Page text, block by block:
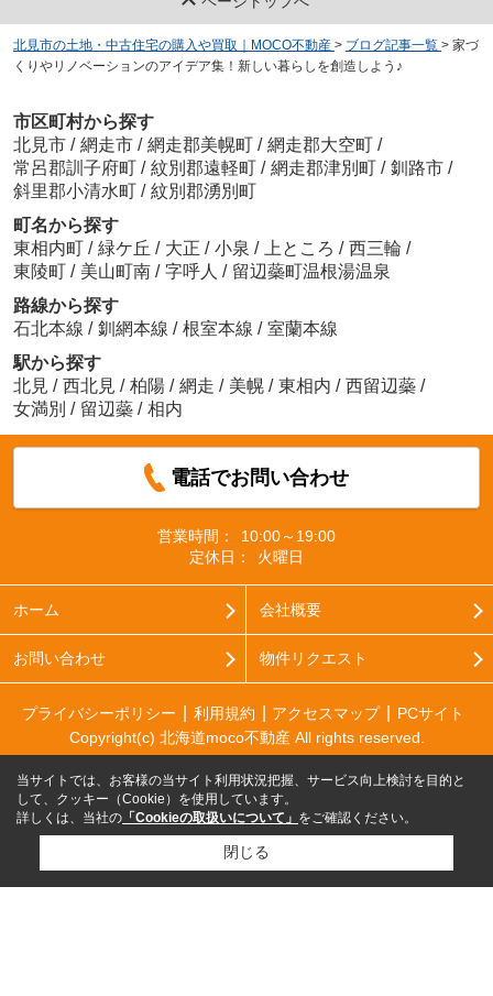
北見市の土地・中古住宅の購入や買取｜MOCO不動産 > ブログ記事一覧 > 家づ
くりやリノベーションのアイデア集！新しい暮らしを創造しよう♪
市区町村から探す
北見市 / 網走市 / 網走郡美幌町 / 網走郡大空町 /
常呂郡訓子府町 / 紋別郡遠軽町 / 網走郡津別町 / 釧路市 /
斜里郡小清水町 / 紋別郡湧別町
町名から探す
東相内町 / 緑ケ丘 / 大正 / 小泉 / 上ところ / 西三輪 /
東陵町 / 美山町南 / 字呼人 / 留辺蘂町温根湯温泉
路線から探す
石北本線 / 釧網本線 / 根室本線 / 室蘭本線
駅から探す
北見 / 西北見 / 柏陽 / 網走 / 美幌 / 東相内 / 西留辺蘂 /
女満別 / 留辺蘂 / 相内
電話でお問い合わせ
営業時間：
10:00～19:00
定休日：
火曜日
ホーム 会社概要
お問い合わせ 物件リクエスト
プライバシーポリシー 利用規約 アクセスマップ
PCサイト
Copyright(c) 北海道moco不動産 All rights reserved.
当サイトでは、お客様の当サイト利用状況把握、サービス向上検討を目的と
して、クッキー（Cookie）を使用しています。
詳しくは、当社の 「Cookieの取扱いについて」 をご確認ください。
閉じる